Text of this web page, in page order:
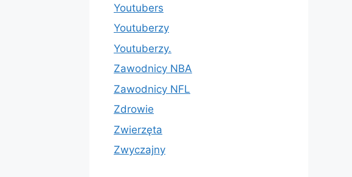
Youtubers
Youtuberzy
Youtuberzy.
Zawodnicy NBA
Zawodnicy NFL
Zdrowie
Zwierzęta
Zwyczajny